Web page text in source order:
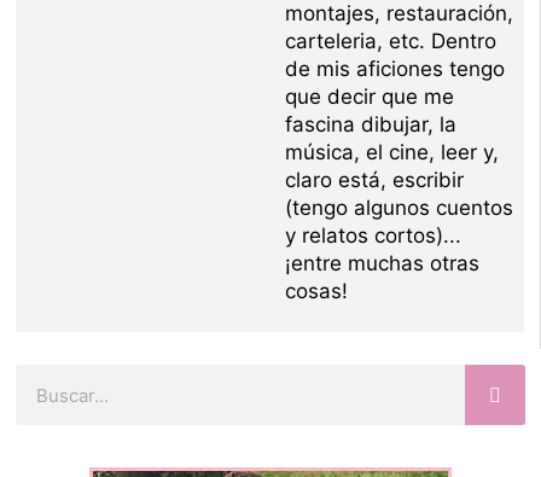
montajes, restauración,
carteleria, etc. Dentro
de mis aficiones tengo
que decir que me
fascina dibujar, la
música, el cine, leer y,
claro está, escribir
(tengo algunos cuentos
y relatos cortos)...
¡entre muchas otras
cosas!